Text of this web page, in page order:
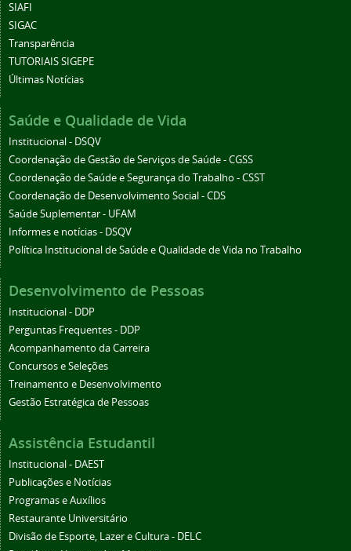
SIAFI
SIGAC
Transparência
TUTORIAIS SIGEPE
Últimas Notícias
Saúde e Qualidade de Vida
Institucional - DSQV
Coordenação de Gestão de Serviços de Saúde - CGSS
Coordenação de Saúde e Segurança do Trabalho - CSST
Coordenação de Desenvolvimento Social - CDS
Saúde Suplementar - UFAM
Informes e notícias - DSQV
Política Institucional de Saúde e Qualidade de Vida no Trabalho
Desenvolvimento de Pessoas
Institucional - DDP
Perguntas Frequentes - DDP
Acompanhamento da Carreira
Concursos e Seleções
Treinamento e Desenvolvimento
Gestão Estratégica de Pessoas
Assistência Estudantil
Institucional - DAEST
Publicações e Notícias
Programas e Auxílios
Restaurante Universitário
Divisão de Esporte, Lazer e Cultura - DELC